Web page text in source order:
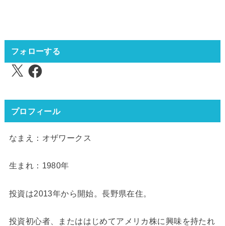
フォローする
X Facebook
プロフィール
なまえ：オザワークス
生まれ：1980年
投資は2013年から開始。長野県在住。
投資初心者、またははじめてアメリカ株に興味を持たれ